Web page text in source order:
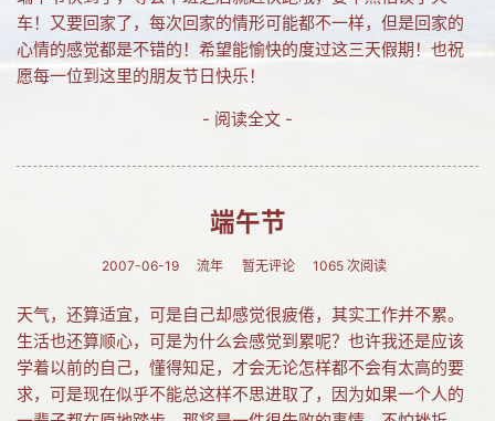
Nav
归档
留言
车！又要回家了，每次回家的情形可能都不一样，但是回家的
心情的感觉都是不错的！希望能愉快的度过这三天假期！也祝
愿每一位到这里的朋友节日快乐！
- 阅读全文 -
端午节
2007-06-19 流年 暂无评论 1065 次阅读
天气，还算适宜，可是自己却感觉很疲倦，其实工作并不累。
生活也还算顺心，可是为什么会感觉到累呢？也许我还是应该
学着以前的自己，懂得知足，才会无论怎样都不会有太高的要
求，可是现在似乎不能总这样不思进取了，因为如果一个人的